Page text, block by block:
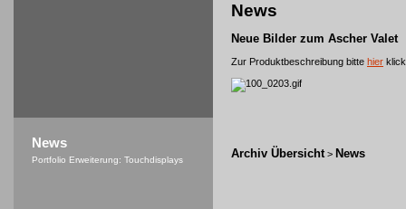
News
Neue Bilder zum Ascher Valet
Zur Produktbeschreibung bitte hier
Archiv Übersicht > News
News
Portfolio Erweiterung: Touchdisplays